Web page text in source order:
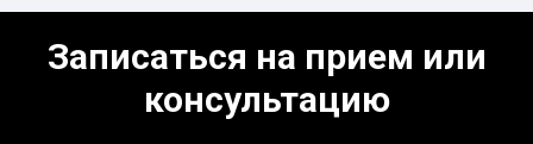
Записаться на прием или
консультацию